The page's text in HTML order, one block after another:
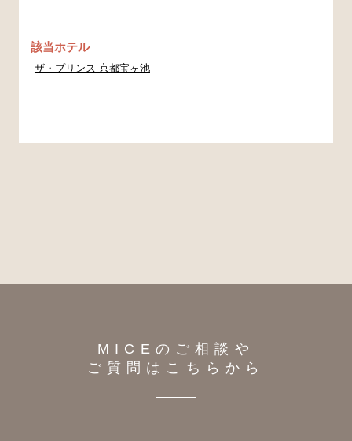
該当ホテル
ザ・プリンス 京都宝ヶ池
MICEのご相談や
ご質問はこちらから